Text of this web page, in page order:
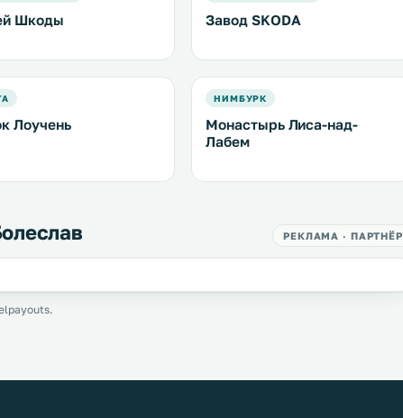
Шкоды Завод SKODA
Лоучень
НИМБУРК
Монастырь Лиса-над-
Лабем
РЕКЛАМА · ПАРТНЁР